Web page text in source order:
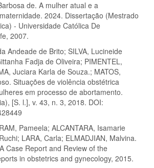
de. A mulher atual e a
2024. Dissertação (Mestrado
- Universidade Católica De
2007.
Andeade de Brito; SILVA, Lucineide
Fadja de Oliveira; PIMENTEL,
Juciara Karla de Souza.; MATOS,
Situações de violência obstétrica
em processo de abortamento.
[S. l.], v. 43, n. 3, 2018. DOI:
Pameela; ALCANTARA, Isamarie
LARA, Carla; ELMADJIAN, Malvina.
Case Report and Review of the
in obstetrics and gynecology, 2015.